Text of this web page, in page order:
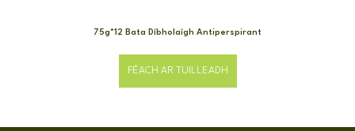
75g*12 Bata Díbholaígh Antiperspirant
FÉACH AR TUILLEADH